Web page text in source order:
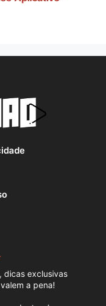
dicas exclusivas
a pena!